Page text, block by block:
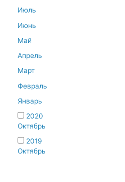
Июль
Июнь
Май
Апрель
Март
Февраль
Январь
2020
Октябрь
2019
Октябрь